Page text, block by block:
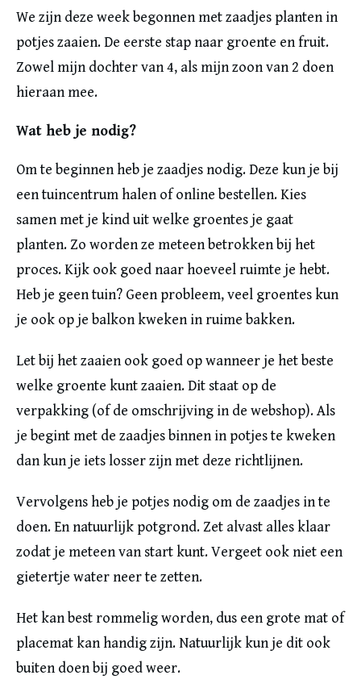
We zijn deze week begonnen met zaadjes planten in
potjes zaaien. De eerste stap naar groente en fruit.
Zowel mijn dochter van 4, als mijn zoon van 2 doen
hieraan mee.
Wat heb je nodig?
Om te beginnen heb je zaadjes nodig. Deze kun je bij
een tuincentrum halen of online bestellen. Kies
samen met je kind uit welke groentes je gaat
planten. Zo worden ze meteen betrokken bij het
proces. Kijk ook goed naar hoeveel ruimte je hebt.
Heb je geen tuin? Geen probleem, veel groentes kun
je ook op je balkon kweken in ruime bakken.
Let bij het zaaien ook goed op wanneer je het beste
welke groente kunt zaaien. Dit staat op de
verpakking (of de omschrijving in de webshop). Als
je begint met de zaadjes binnen in potjes te kweken
dan kun je iets losser zijn met deze richtlijnen.
Vervolgens heb je potjes nodig om de zaadjes in te
doen. En natuurlijk potgrond. Zet alvast alles klaar
zodat je meteen van start kunt. Vergeet ook niet een
gietertje water neer te zetten.
Het kan best rommelig worden, dus een grote mat of
placemat kan handig zijn. Natuurlijk kun je dit ook
buiten doen bij goed weer.